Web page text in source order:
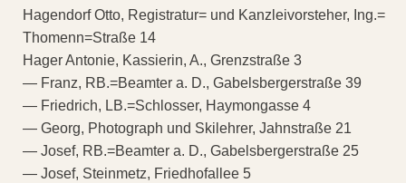
Hagendorf Otto, Registratur= und Kanzleivorsteher, Ing.=
Thomenn=Straße 14
Hager Antonie, Kassierin, A., Grenzstraße 3
— Franz, RB.=Beamter a. D., Gabelsbergerstraße 39
— Friedrich, LB.=Schlosser, Haymongasse 4
— Georg, Photograph und Skilehrer, Jahnstraße 21
— Josef, RB.=Beamter a. D., Gabelsbergerstraße 25
— Josef, Steinmetz, Friedhofallee 5